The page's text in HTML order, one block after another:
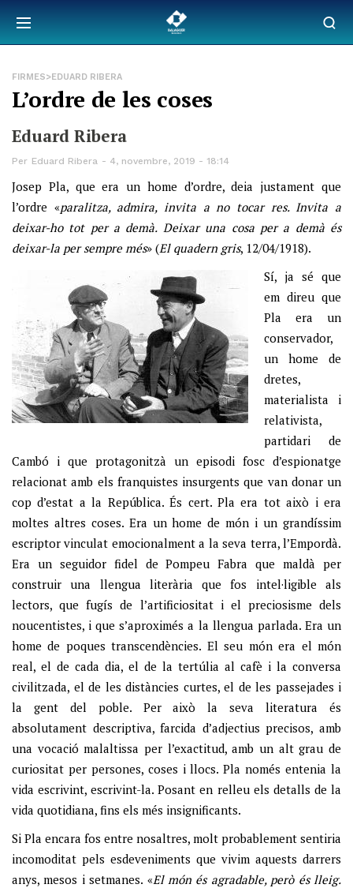
FIRMES>EDUARD RIBERA
L’ordre de les coses
Eduard Ribera
Per Eduard Ribera 4, novembre, 2019 - 18:14
Josep Pla, que era un home d’ordre, deia justament que
l’ordre «paralitza, admira, invita a no tocar res. Invita a
deixar-ho tot per a demà. Deixar una cosa per a demà és
deixar-la per sempre més» (El quadern gris, 12/04/1918).
Sí, ja sé que
em direu que
Pla era un
conservador,
un home de
dretes,
materialista i
relativista,
partidari de
Cambó i que protagonitzà un episodi fosc d’espionatge
relacionat amb els franquistes insurgents que van donar un
cop d’estat a la República. És cert. Pla era tot això i era
moltes altres coses. Era un home de món i un grandíssim
escriptor vinculat emocionalment a la seva terra, l’Empordà.
Era un seguidor fidel de Pompeu Fabra que maldà per
construir una llengua literària que fos intel·ligible als
lectors, que fugís de l’artificiositat i el preciosisme dels
noucentistes, i que s’aproximés a la llengua parlada. Era un
home de poques transcendències. El seu món era el món
real, el de cada dia, el de la tertúlia al cafè i la conversa
civilitzada, el de les distàncies curtes, el de les passejades i
la gent del poble. Per això la seva literatura és
absolutament descriptiva, farcida d’adjectius precisos, amb
una vocació malaltissa per l’exactitud, amb un alt grau de
curiositat per persones, coses i llocs. Pla només entenia la
vida escrivint, escrivint-la. Posant en relleu els detalls de la
vida quotidiana, fins els més insignificants.
Si Pla encara fos entre nosaltres, molt probablement sentiria
incomoditat pels esdeveniments que vivim aquests darrers
anys, mesos i setmanes. «El món és agradable, però és lleig.